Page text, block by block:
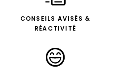
CONSEILS AVISÉS &
RÉACTIVITÉ